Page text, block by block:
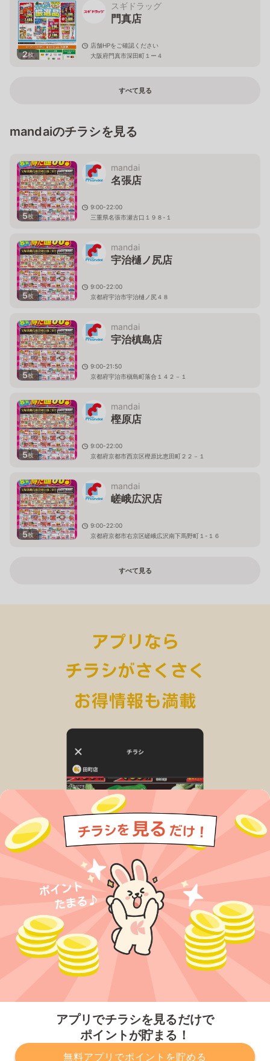
アプリでチラシを見るだけで
ポイントが貯まる！
無料アプリでポイントを貯める
2枚
スギドラッグ
門真店
店舗HPをご確認ください
大阪府門真市深田町１ー４
すべて見る
mandaiのチラシを見る
5枚
mandai
名張店
9:00-22:00
三重県名張市瀬古口１９８-１
5枚
mandai
宇治樋ノ尻店
9:00-22:00
京都府宇治市宇治樋ノ尻４８
5枚
mandai
宇治槙島店
9:00-21:50
京都府宇治市槇島町落合１４２－１
5枚
mandai
樫原店
9:00-22:00
京都府京都市西京区樫原比恵田町２２－１
5枚
mandai
嵯峨広沢店
9:00-22:00
京都府京都市右京区嵯峨広沢南下馬野町１-１６
すべて見る